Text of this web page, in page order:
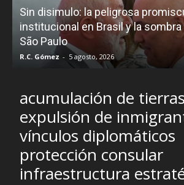
Sin disimulo: la peligrosa
institucional en Brasil y la sombra
São Paulo
R.C. Gómez - 5 agosto, 2026
acumulación de tierras
expulsión de
vínculos diplomáticos
protección consular
infraestructura